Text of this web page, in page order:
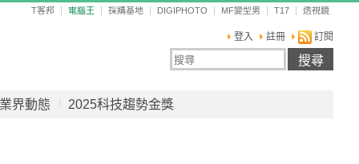
T客邦 電腦王 採購基地 DIGIPHOTO MF變型男 T17 透視鏡
登入 註冊 訂閱
業界動態 2025科技趨勢金獎